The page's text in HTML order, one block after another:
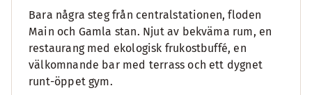
Bara några steg från centralstationen, floden
Main och Gamla stan. Njut av bekväma rum, en
restaurang med ekologisk frukostbuffé, en
välkomnande bar med terrass och ett dygnet
runt-öppet gym.